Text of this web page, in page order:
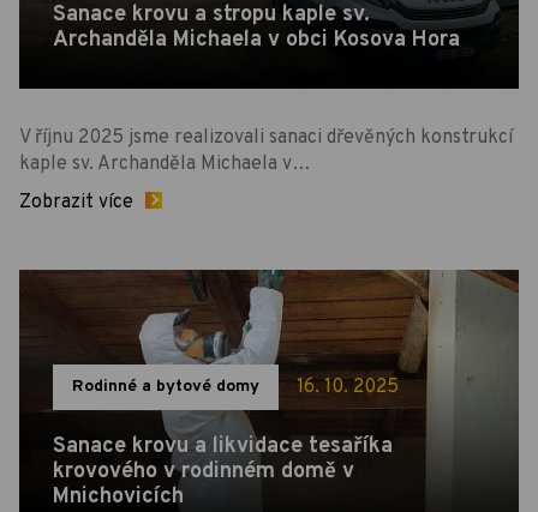
Sanace krovu a stropu kaple sv.
Archanděla Michaela v obci Kosova Hora
V říjnu 2025 jsme realizovali sanaci dřevěných konstrukcí
kaple sv. Archanděla Michaela v…
Zobrazit více
Rodinné a bytové domy 16. 10. 2025
Sanace krovu a likvidace tesaříka
krovového v rodinném domě v
Mnichovicích